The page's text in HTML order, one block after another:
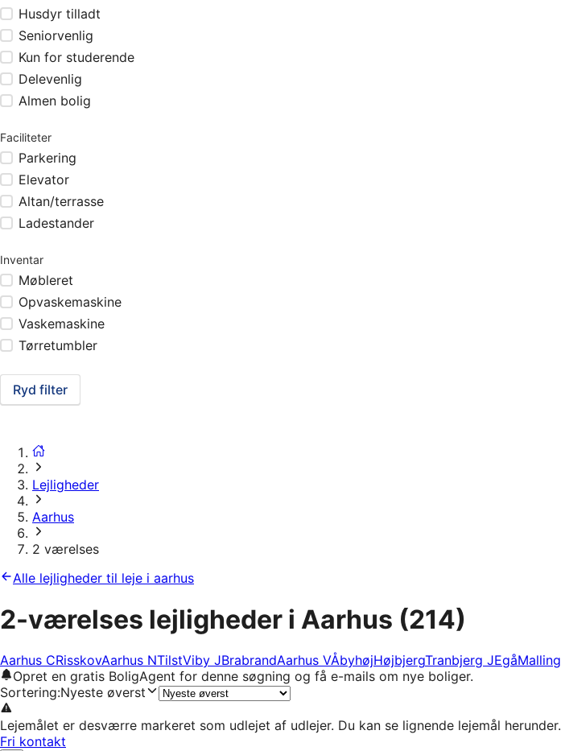
Husdyr tilladt
Seniorvenlig
Kun for studerende
Delevenlig
Almen bolig
Faciliteter
Parkering
Elevator
Altan/terrasse
Ladestander
Inventar
Møbleret
Opvaskemaskine
Vaskemaskine
Tørretumbler
Ryd filter
Lejligheder
Aarhus
2 værelses
Alle lejligheder til leje i aarhus
2-værelses lejligheder i Aarhus (214)
Aarhus CRisskovAarhus NTilstViby JBrabrandAarhus VÅbyhøjHøjbjergTranbjerg JEgåMalling
Opret en gratis BoligAgent for denne søgning og få e-mails om nye boliger.
Sortering:Nyeste øverst
Lejemålet er desværre markeret som udlejet af udlejer. Du kan se lignende lejemål herunder.
Fri kontakt